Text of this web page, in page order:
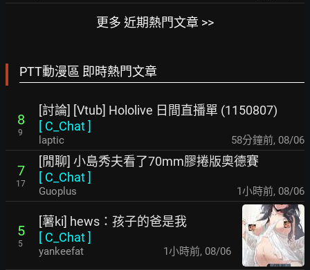
更多 近期熱門文章 >>
PTT動漫區 即時熱門文章
8
9
[討論] [Vtub] Hololive 日間直播單 (1150807)
[ C_Chat]
laptic 58分鐘前, 08/06
7
17
[閒聊] 小島秀夫看了70mm膠捲版奧德賽
[ C_Chat]
Guoplus 1小時前, 08/06
5
5
[薯ki] hews：孩子的爸是我
[ C_Chat]
yankeefat 1小時前, 08/06